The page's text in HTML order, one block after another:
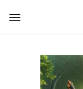
메